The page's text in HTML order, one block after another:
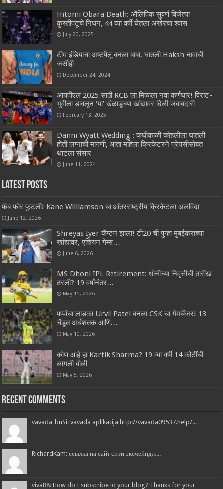
Hitomi Obara Death: ऑलिंपिक सुवर्ण विजेत्या
कुस्तीपटूचे निधन, 44 व्या वर्षी घेतला अखेरचा श्वास
July 20, 2025
टीम इंडियाचा अष्टपैलू बनला बाबा, घातली Haksh नावाची
जर्सीही
December 24, 2024
आयपीएल 2025 साठी RCB ला मिळाला नवा कर्णधार! विराट-
भुवीला डावलून ‘या’ खेळाडूच्या खांद्यावर दिली जबाबदारी
February 13, 2025
Danni Wyatt Wedding : कधीकाळी कोहलीला घातली
होती लग्नाची मागणी, आता महिला क्रिकेटरने प्रेयसीसोबत
थाटला संसार
June 11, 2024
Latest Posts
फॅब फोर फुटली! Kane Williamson चा आंतरराष्ट्रीय क्रिकेटला अलविदा
June 12, 2026
Shreyas Iyer कॅप्टन झाला! टी20 ची पुन्हा मुंबईकराच्या
खांद्यावर, एशियन गेम्स…
June 6, 2026
MS Dhoni IPL Retirement: धोनीच्या निवृत्तीची तारीख
ठरली? 19 वर्षांनंतर…
May 15, 2026
पप्पांचा लाडका Urvil Patel बनला CSK चा गेमचेंजर! 13
चेंडूत अर्धशतक आणि…
May 10, 2026
कोण आहे हा Kartik Sharma? 19 व्या वर्षी 14 कोटींची
लागली बोली
May 5, 2026
Recent Comments
vavada_bnSi: vavada aplikacija http://vavada09537.help/...
RichardKam: ссылка на сайт сити эксчейндж...
viva88: How do I subscribe to your blog? Thanks for your